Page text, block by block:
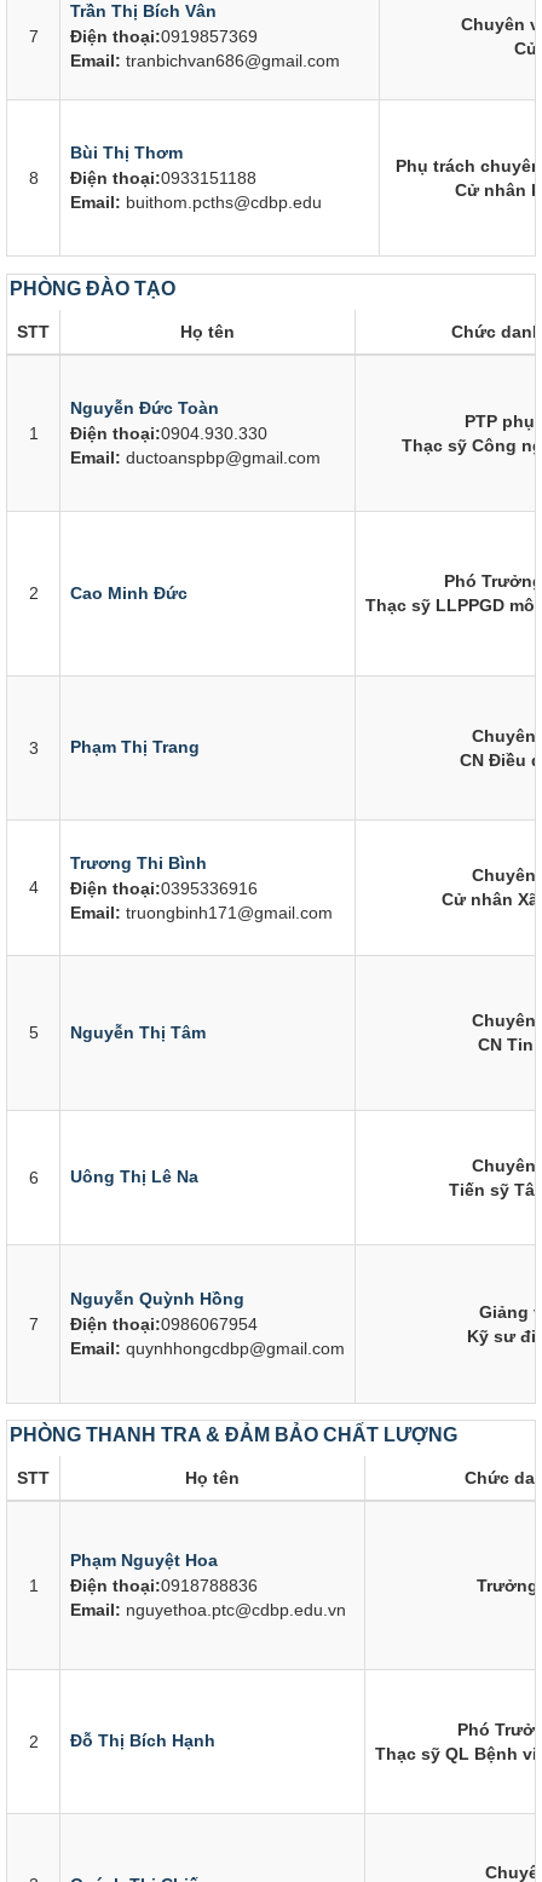
7
Trần Thị Bích Vân
Điện thoại:0919857369
Email: tranbichvan686@gmail.com
Chuyên
Cử
8
Bùi Thị Thơm
Điện thoại:0933151188
Email: buithom.pcths@cdbp.edu
Phụ trách
Cử nhân
PHÒNG ĐÀO TẠO
STT Họ tên Chức
1
Nguyễn Đức Toàn
Điện thoại:0904.930.330
Email: ductoanspbp@gmail.com
PTP phụ
Thạc sỹ Công
2 Cao Minh Đức
Phó
Thạc sỹ LLPPGD
3 Phạm Thị Trang
Chuyên
CN Điều
4
Trương Thi Bình
Điện thoại:0395336916
Email: truongbinh171@gmail.com
Chuyên
Cử nhân
5 Nguyễn Thị Tâm
Chuyên
CN Tin
6 Uông Thị Lê Na
Chuyên
Tiến sỹ
7
Nguyễn Quỳnh Hồng
Điện thoại:0986067954
Email: quynhhongcdbp@gmail.com
Giảng
Kỹ sư
PHÒNG THANH TRA & ĐẢM BẢO CHẤT LƯỢNG
STT Họ tên Chức
1
Phạm Nguyệt Hoa
Điện thoại:0918788836
Email: nguyethoa.ptc@cdbp.edu.vn
2 Đỗ Thị Bích Hạnh
Phó
Thạc sỹ QL Bệnh